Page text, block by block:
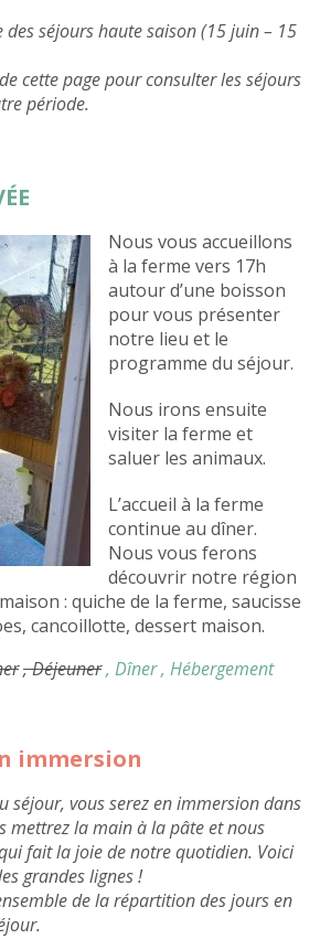
des séjours haute saison (15 juin – 15
cette page pour consulter les séjours
période.
Nous vous accueillons
à la ferme vers 17h
autour d’une boisson
pour vous présenter
notre lieu et le
programme du séjour.
Nous irons ensuite
visiter la ferme et
saluer les animaux.
L’accueil à la ferme
continue au dîner.
Nous vous ferons
découvrir notre région
: quiche de la ferme, saucisse
cancoillotte, dessert maison.
, Déjeuner, Dîner, Hébergement
immersion
séjour, vous serez en immersion dans
mettrez la main à la pâte et nous
fait la joie de notre quotidien. Voici
grandes lignes !
de la répartition des jours en